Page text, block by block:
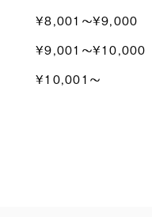
¥8,001〜¥9,000
¥9,001〜¥10,000
¥10,001〜